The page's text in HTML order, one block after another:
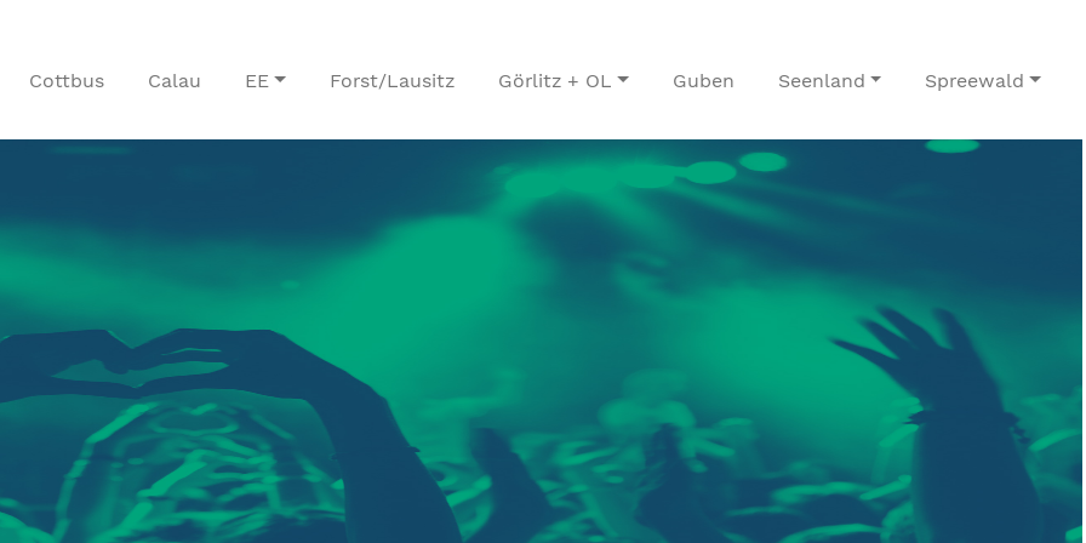
Cottbus Calau EE Forst/Lausitz Görlitz + OL Guben Seenland Spreewald